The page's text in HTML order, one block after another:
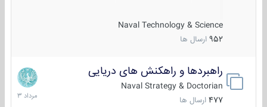
Naval Technology & Science
952 ارسال ها
راهبردها و راهکنش های دریایی
Naval Strategy & Doctorian
477 ارسال ها
2
مرداد
1403